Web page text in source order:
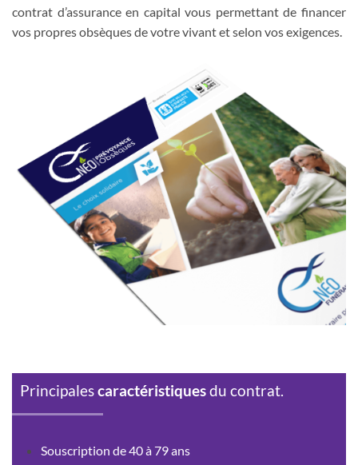
contrat d’assurance en capital vous permettant de financer
vos propres obsèques de votre vivant et selon vos exigences.
Principalescaractéristiquesdu contrat.
Souscription de 40 à 79 ans